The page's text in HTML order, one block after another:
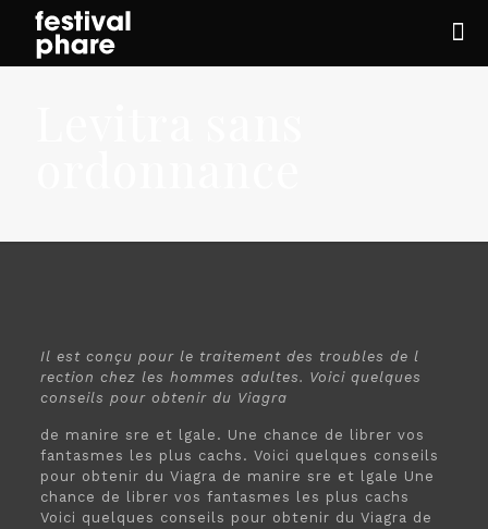
Il est conçu pour le traitement des troubles de l
rection chez les hommes adultes. Voici quelques
conseils pour obtenir du Viagra
de manire sre et lgale. Une chance de librer vos
fantasmes les plus cachs. Voici quelques conseils
pour obtenir du Viagra de manire sre et lgale Une
chance de librer vos fantasmes les plus cachs
Voici quelques conseils pour obtenir du Viagra de